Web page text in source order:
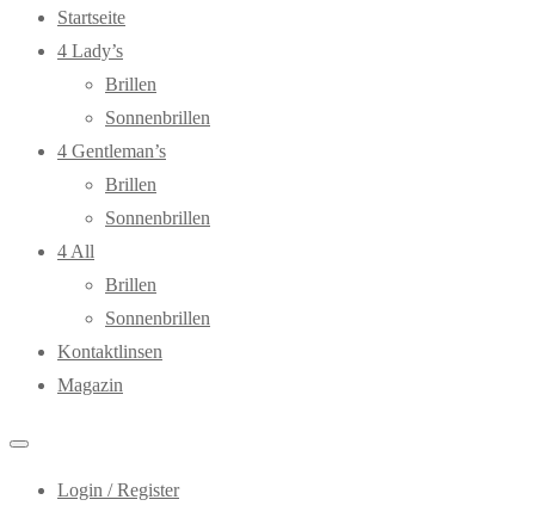
Primary
Menu
Startseite
4 Lady’s
Brillen
Sonnenbrillen
4 Gentleman’s
Brillen
Sonnenbrillen
4 All
Brillen
Sonnenbrillen
Kontaktlinsen
Magazin
Login / Register